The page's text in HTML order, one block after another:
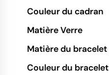
Couleur du cadran
Matière Verre
Matière du bracelet
Couleur du bracelet